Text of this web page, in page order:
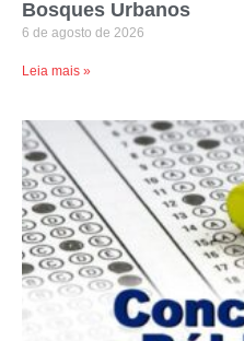
Bosques Urbanos
6 de agosto de 2026
Leia mais »